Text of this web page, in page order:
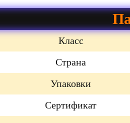
Класс
Страна
Упаковки
Сертификат